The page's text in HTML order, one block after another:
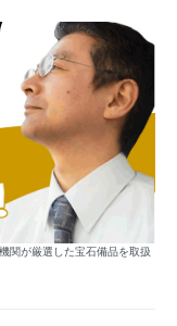
関が厳選した宝石備品を取扱